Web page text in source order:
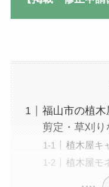
福山市の植木
剪定・草刈り
植木屋キ
植木屋モ